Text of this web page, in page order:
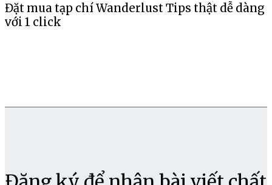
Đặt mua tạp chí Wanderlust Tips thật dễ dàng
với 1 click